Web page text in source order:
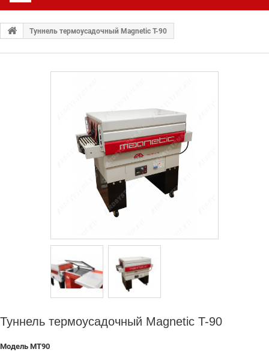
О ФИРМЕ
СЕРВИСНЫЙ ЦЕНТР
РАСХОДНЫЕ МАТЕРИАЛЫ
Туннель термоусадочный Magnetic T-90
Туннель термоусадочный Magnetic T-90
Модель MT90